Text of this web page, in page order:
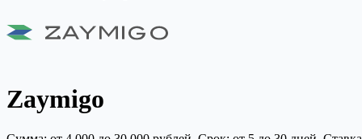
Zaymigo